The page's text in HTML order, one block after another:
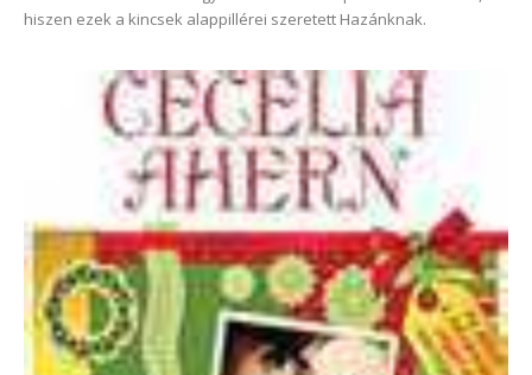
hiszen ezek a kincsek alappillérei szeretett Hazánknak.